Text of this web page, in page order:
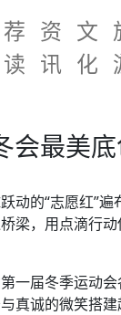
荐
读
资
讯
文
化
会最美
动的“志愿红”
梁，用点滴行
一届冬季运动
真诚的微笑搭